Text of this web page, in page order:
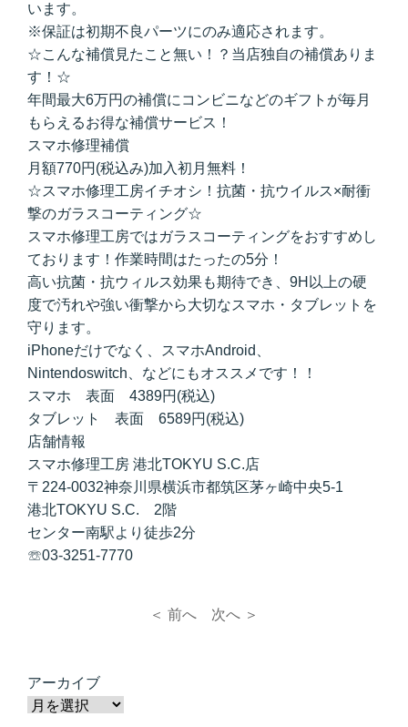
います。
※保証は初期不良パーツにのみ適応されます。
☆こんな補償見たこと無い！？当店独自の補償ありま
す！☆
年間最大6万円の補償にコンビニなどのギフトが毎月
もらえるお得な補償サービス！
スマホ修理補償
月額770円(税込み)加入初月無料！
☆スマホ修理工房イチオシ！抗菌・抗ウイルス×耐衝
撃のガラスコーティング☆
スマホ修理工房ではガラスコーティングをおすすめし
ております！作業時間はたったの5分！
高い抗菌・抗ウィルス効果も期待でき、9H以上の硬
度で汚れや強い衝撃から大切なスマホ・タブレットを
守ります。
iPhoneだけでなく、スマホAndroid、
Nintendoswitch、などにもオススメです！！
スマホ 表面 4389円(税込)
タブレット 表面 6589円(税込)
店舗情報
スマホ修理工房 港北TOKYU S.C.店
〒224-0032神奈川県横浜市都筑区茅ヶ崎中央5-1
港北TOKYU S.C. 2階
センター南駅より徒歩2分
☏03-3251-7770
＜ 前へ 次へ ＞
アーカイブ